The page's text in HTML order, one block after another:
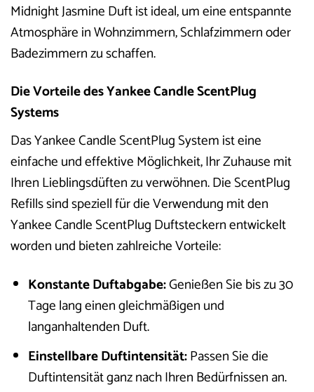
Midnight Jasmine Duft ist ideal, um eine entspannte
Atmosphäre in Wohnzimmern, Schlafzimmern oder
Badezimmern zu schaffen.
Die Vorteile des Yankee Candle ScentPlug
Systems
Das Yankee Candle ScentPlug System ist eine
einfache und effektive Möglichkeit, Ihr Zuhause mit
Ihren Lieblingsdüften zu verwöhnen. Die ScentPlug
Refills sind speziell für die Verwendung mit den
Yankee Candle ScentPlug Duftsteckern entwickelt
worden und bieten zahlreiche Vorteile:
Konstante Duftabgabe:Genießen Sie bis zu 30
Tage lang einen gleichmäßigen und
langanhaltenden Duft.
Einstellbare Duftintensität:Passen Sie die
Duftintensität ganz nach Ihren Bedürfnissen an.